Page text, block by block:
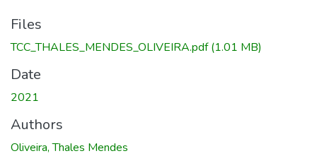
Files
TCC_THALES_MENDES_OLIVEIRA.pdf(1.01 MB)
Date
2021
Authors
Oliveira, Thales Mendes